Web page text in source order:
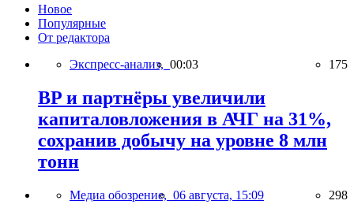
Новое
Популярные
От редактора
Экспресс-анализ, 00:03 175
BP и партнёры увеличили
капиталовложения в АЧГ на 31%,
сохранив добычу на уровне 8 млн
тонн
Медиа обозрение, 06 августа, 15:09 298